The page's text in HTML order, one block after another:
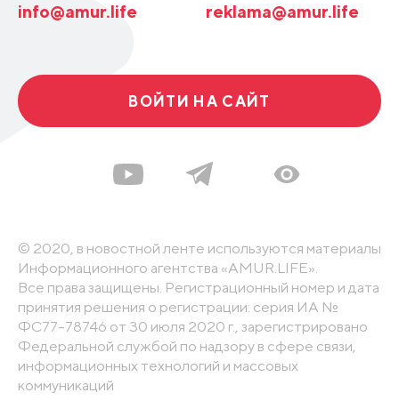
info@amur.life reklama@amur.life
ВОЙТИ НА САЙТ
© 2020, в новостной ленте используются материалы
Информационного агентства «AMUR.LIFE».
Все права защищены. Регистрационный номер и дата
принятия решения о регистрации: серия ИА №
ФС77-78746 от 30 июля 2020 г., зарегистрировано
Федеральной службой по надзору в сфере связи,
информационных технологий и массовых
коммуникаций